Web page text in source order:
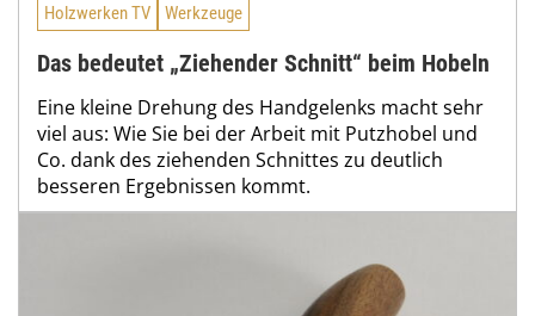
Holzwerken TV Werkzeuge
Das bedeutet „Ziehender Schnitt“ beim Hobeln
Eine kleine Drehung des Handgelenks macht sehr
viel aus: Wie Sie bei der Arbeit mit Putzhobel und
Co. dank des ziehenden Schnittes zu deutlich
besseren Ergebnissen kommt.